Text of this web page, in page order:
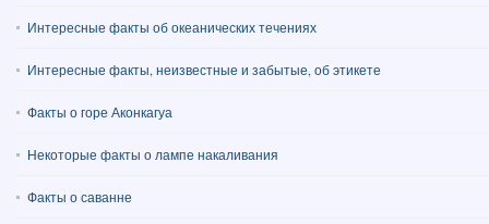
Интересные факты об океанических течениях
Интересные факты, неизвестные и забытые, об этикете
Факты о горе Аконкагуа
Некоторые факты о лампе накаливания
Факты о саванне